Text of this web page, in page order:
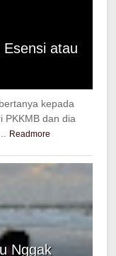
atau
kepada
PKKMB dan dia
Readmore
Nggak